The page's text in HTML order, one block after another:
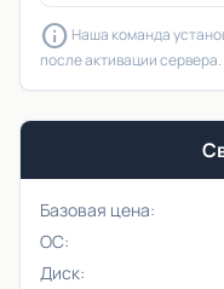
info Наша команда
после активации сервера.
Базовая цена:
ОС:
Диск: